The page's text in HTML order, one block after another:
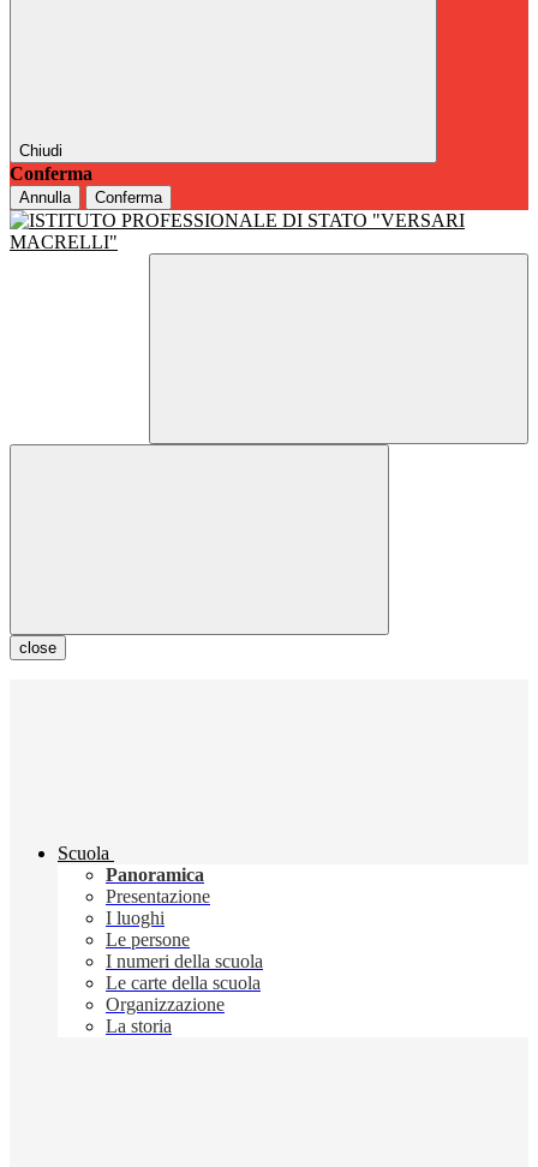
Chiudi
Conferma
Annulla Conferma
close
Scuola
Panoramica
Presentazione
I luoghi
Le persone
I numeri della scuola
Le carte della scuola
Organizzazione
La storia